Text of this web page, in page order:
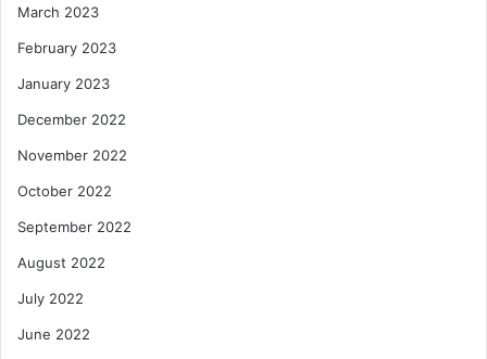
March 2023
February 2023
January 2023
December 2022
November 2022
October 2022
September 2022
August 2022
July 2022
June 2022